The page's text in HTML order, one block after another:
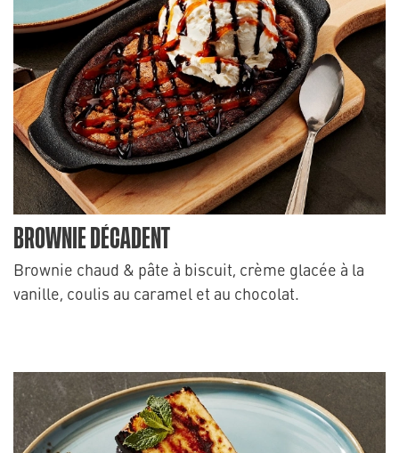
BROWNIE DÉCADENT
Brownie chaud & pâte à biscuit, crème glacée à la
vanille, coulis au caramel et au chocolat.